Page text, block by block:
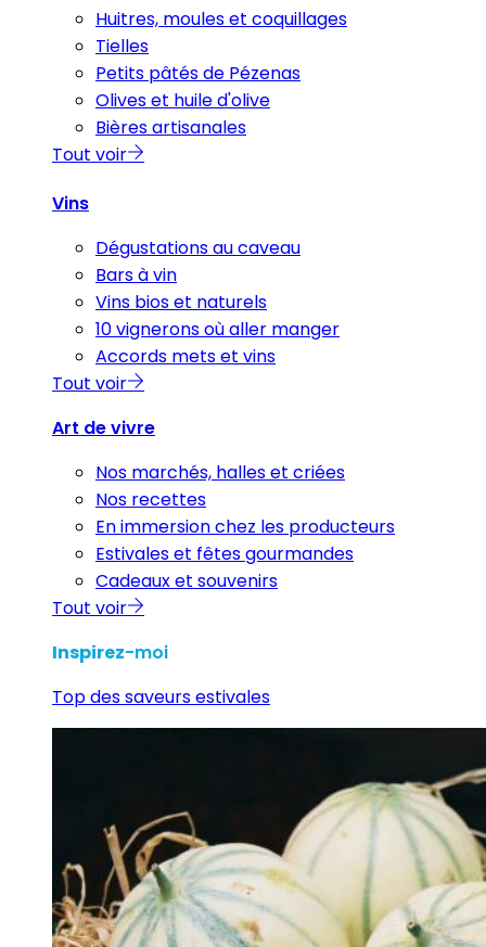
Huitres, moules et coquillages
Tielles
Petits pâtés de Pézenas
Olives et huile d'olive
Bières artisanales
Tout voir
Vins
Dégustations au caveau
Bars à vin
Vins bios et naturels
10 vignerons où aller manger
Accords mets et vins
Tout voir
Art de vivre
Nos marchés, halles et criées
Nos recettes
En immersion chez les producteurs
Estivales et fêtes gourmandes
Cadeaux et souvenirs
Tout voir
Inspirez-moi
Top des saveurs estivales